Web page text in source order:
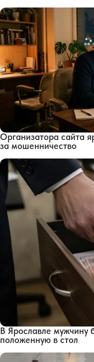
Организатора сайта
за мошенничество
В Ярославле мужчину
положенную в стол